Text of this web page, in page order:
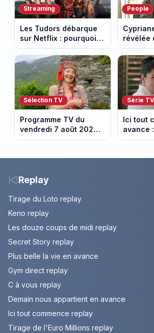
Streaming
Les Tudors débarque
sur Netflix : pourquoi la
série n’a rien perdu de
son pouvoir
People
révélée
lance
après
Sélection TV
Programme TV du
vendredi 7 août 2026 :
notre sélection pour
Série TV
Ici tout
avance
10 août
Replay
Tirage du Loto replay
Keno replay
Les douze coups de midi replay
Secret Story replay
Plus belle la vie en avance
Gym direct replay
C à vous replay
Demain nous appartient en avance
Ici tout commence replay
Tirage de l'Euro Millions replay